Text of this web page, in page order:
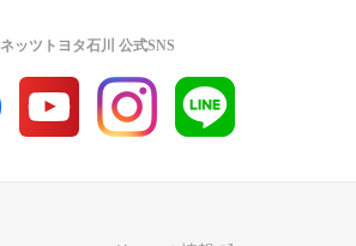
ネッツトヨタ石川 公式SNS